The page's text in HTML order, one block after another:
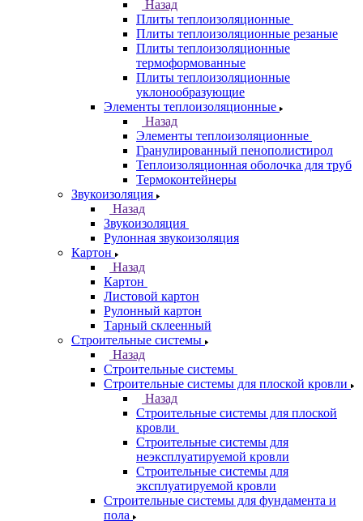
Назад
Плиты теплоизоляционные
Плиты теплоизоляционные резаные
Плиты теплоизоляционные
термоформованные
Плиты теплоизоляционные
уклонообразующие
Элементы теплоизоляционные
Назад
Элементы теплоизоляционные
Гранулированный пенополистирол
Теплоизоляционная оболочка для труб
Термоконтейнеры
Звукоизоляция
Назад
Звукоизоляция
Рулонная звукоизоляция
Картон
Назад
Картон
Листовой картон
Рулонный картон
Тарный склеенный
Строительные системы
Назад
Строительные системы
Строительные системы для плоской кровли
Назад
Строительные системы для плоской
кровли
Строительные системы для
неэксплуатируемой кровли
Строительные системы для
эксплуатируемой кровли
Строительные системы для фундамента и
пола